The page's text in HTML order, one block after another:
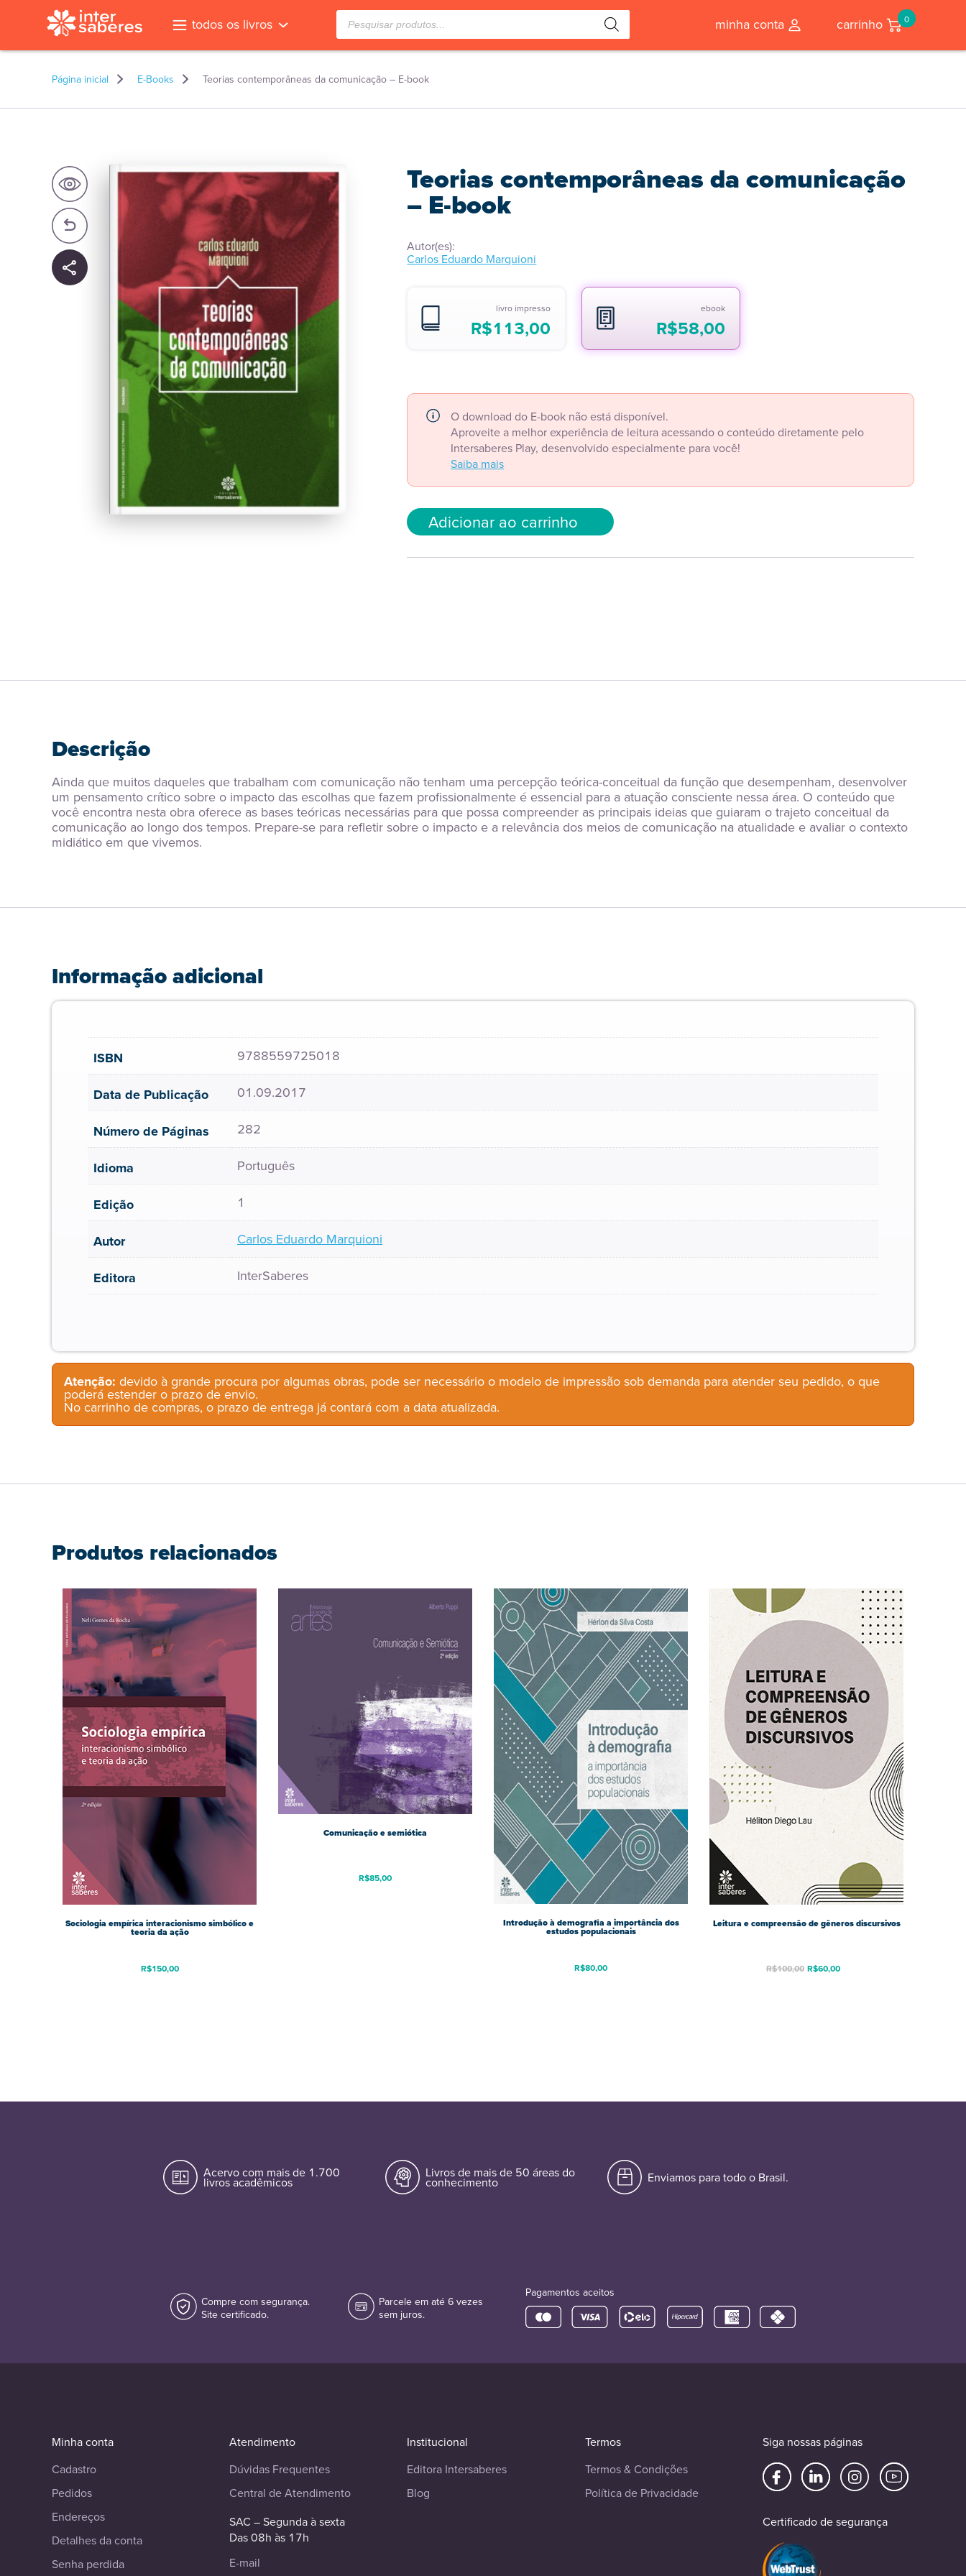
todos os livros
Pesquisar
produtos
minha conta carrinho 0
Página inicial E-Books Teorias contemporâneas da comunicação – E-book
Teorias contemporâneas da comunicação
– E-book
Autor(es):
Carlos Eduardo Marquioni
livro impresso
R$113,00
ebook
R$58,00
O download do E-book não está disponível.
Aproveite a melhor experiência de leitura acessando o conteúdo diretamente pelo
Intersaberes Play, desenvolvido especialmente para você!
Saiba mais
Adicionar ao carrinho
Descrição
Ainda que muitos daqueles que trabalham com comunicação não tenham uma percepção teórica-conceitual da função que desempenham, desenvolver
um pensamento crítico sobre o impacto das escolhas que fazem profissionalmente é essencial para a atuação consciente nessa área. O conteúdo que
você encontra nesta obra oferece as bases teóricas necessárias para que possa compreender as principais ideias que guiaram o trajeto conceitual da
comunicação ao longo dos tempos. Prepare-se para refletir sobre o impacto e a relevância dos meios de comunicação na atualidade e avaliar o contexto
midiático em que vivemos.
Informação adicional
ISBN 9788559725018
Data de Publicação 01.09.2017
Número de Páginas 282
Idioma Português
Edição 1
Autor Carlos Eduardo Marquioni
Editora InterSaberes
Atenção: devido à grande procura por algumas obras, pode ser necessário o modelo de impressão sob demanda para atender seu pedido, o que
poderá estender o prazo de envio.
No carrinho de compras, o prazo de entrega já contará com a data atualizada.
Produtos relacionados
Sociologia empírica interacionismo simbólico e
teoria da ação
R$150,00
Comunicação e semiótica
R$85,00
Introdução à demografia a importância dos
estudos populacionais
R$80,00
Leitura e compreensão de gêneros discursivos
R$100,00 R$60,00
Acervo com mais de 1.700
livros acadêmicos
Livros de mais de 50 áreas do
conhecimento Enviamos para todo o Brasil.
Compre com segurança.
Site certificado.
Parcele em até 6 vezes
sem juros.
Pagamentos aceitos
Minha conta
Cadastro
Pedidos
Endereços
Detalhes da conta
Senha perdida
Atendimento
Dúvidas Frequentes
Central de Atendimento
SAC – Segunda à sexta
Das 08h às 17h
E-mail
Institucional
Editora Intersaberes
Blog
Termos
Termos & Condições
Política de Privacidade
Siga nossas páginas
Certificado de segurança